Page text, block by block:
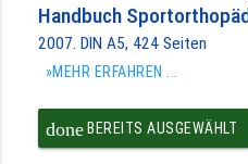
Handbuch
2007. DIN A5, 424 Seiten
»MEHR ERFAHREN ...
doneBEREITS AUSGEWÄHLT